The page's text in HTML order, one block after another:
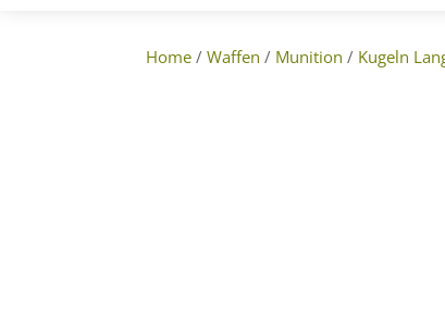
Home /Waffen / Munition / Kugeln